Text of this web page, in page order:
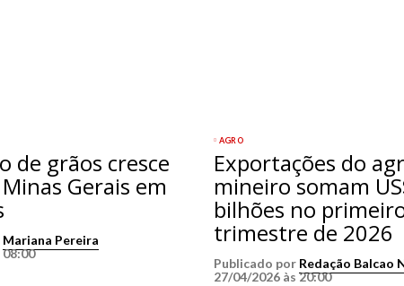
de grãos cresce
Gerais em
Mariana Pereira
08:00
AGRO
Exportações do
mineiro somam
bilhões no
trimestre de 2026
Publicado por Redação Balcao
27/04/2026 às 20:00